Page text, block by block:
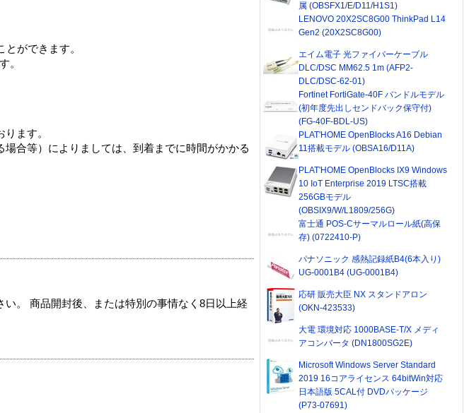
ができます。
。
ます。
合等）によりましては、到着までに時間がかかる
。 商品開封後、または特別の事情なく8日以上経
属 (OBSFX1/E/D11/H1S1)
LENOVO 20X2SC8G00 ThinkPad L14
Gen2 (20X2SC8G00)
エイム電子 光ファイバーケーブル
DLC/DSC MM62.5 1m (AFP2-
DLC/DSC-62-01)
Fortinet FortiGate-40F バンドルモデル
(初年度先出しセンドバック保守付)
(FG-40F-BDL-US)
PLAT'HOME OpenBlocks A16 Debian
11搭載モデル (OBSA16/D11A)
PLAT'HOME OpenBlocks IX9 Windows
10 IoT Enterprise 2019 LTSC搭載
256GBモデル
(OBSIX9/W/L1809/256G)
富士通 POS-Cサーマルロール紙(高保
存) (0722410-P)
パナソニック 感熱記録紙B4(6本入り)
UG-0001B4 (UG-0001B4)
応研 販売大臣 NX スタンドアロン
(OKN-423533)
大電 環境対応 1000BASE-T/X メディ
アコンバータ (DN1800SG2E)
Microsoft Windows Server Standard
2019 16コアライセンス 64bitWin対応
日本語版 5CAL付 DVDパッケージ
(P73-07691)